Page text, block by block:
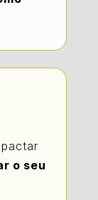
o seu